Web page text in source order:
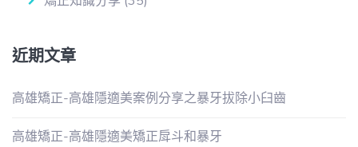
近期文章
高雄矯正-高雄隱適美案例分享之暴牙拔除小臼齒
高雄矯正-高雄隱適美矯正戽斗和暴牙